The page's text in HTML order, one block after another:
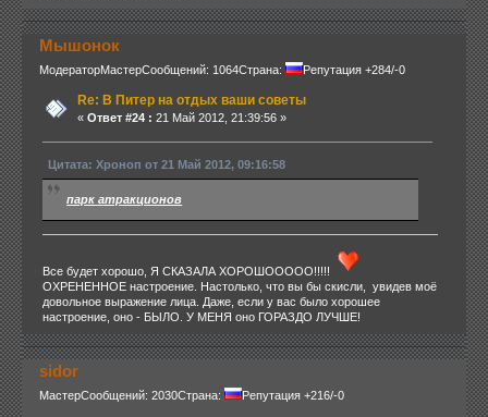
Мышонок
МодераторМастерСообщений: 1064Страна: Репутация +284/-0
Re: В Питер на отдых ваши советы
« Ответ #24 : 21 Май 2012, 21:39:56 »
Цитата: Хроноп от 21 Май 2012, 09:16:58
парк атракционов
Все будет хорошо, Я СКАЗАЛА ХОРОШООООО!!!!!
ОХРЕНЕННОЕ настроение. Настолько, что вы бы скисли, увидев моё
довольное выражение лица. Даже, если у вас было хорошее
настроение, оно - БЫЛО. У МЕНЯ оно ГОРАЗДО ЛУЧШЕ!
sidor
МастерСообщений: 2030Страна: Репутация +216/-0